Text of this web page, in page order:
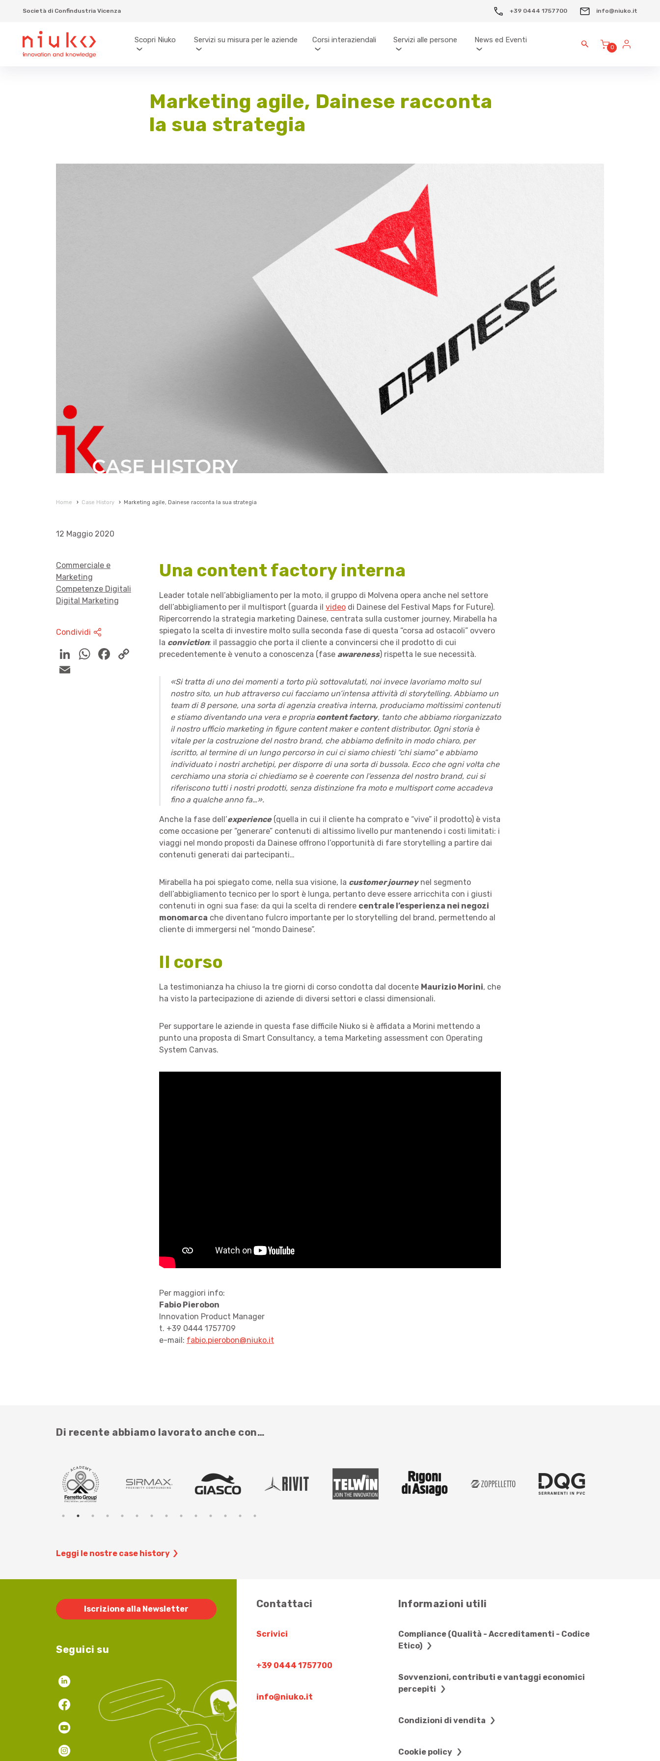
Società di Confindustria Vicenza +39 0444 1757700 info@niuko.it
0
Scopri Niuko Servizi su misura per le aziende Corsi interaziendali Servizi alle persone News ed Eventi
Marketing agile, Dainese racconta
la sua strategia
Home › Case History › Marketing agile, Dainese racconta la sua strategia
12 Maggio 2020
Commerciale e
Marketing
Competenze Digitali
Digital Marketing
Condividi
Una content factory interna
Leader totale nell’abbigliamento per la moto, il gruppo di Molvena opera anche nel settore
dell’abbigliamento per il multisport (guarda il video di Dainese del Festival Maps for Future).
Ripercorrendo la strategia marketing Dainese, centrata sulla customer journey, Mirabella ha
spiegato la scelta di investire molto sulla seconda fase di questa “corsa ad ostacoli” ovvero
la conviction: il passaggio che porta il cliente a convincersi che il prodotto di cui
precedentemente è venuto a conoscenza (fase awareness) rispetta le sue necessità.
«Si tratta di uno dei momenti a torto più sottovalutati, noi invece lavoriamo molto sul
nostro sito, un hub attraverso cui facciamo un’intensa attività di storytelling. Abbiamo un
team di 8 persone, una sorta di agenzia creativa interna, produciamo moltissimi contenuti
e stiamo diventando una vera e propriacontent factory, tanto che abbiamo riorganizzato
il nostro ufficio marketing in figure content maker e content distributor. Ogni storia è
vitale per la costruzione del nostro brand, che abbiamo definito in modo chiaro, per
iscritto, al termine di un lungo percorso in cui ci siamo chiesti “chi siamo” e abbiamo
individuato i nostri archetipi, per disporre di una sorta di bussola. Ecco che ogni volta che
cerchiamo una storia ci chiediamo se è coerente con l’essenza del nostro brand, cui si
riferiscono tutti i nostri prodotti, senza distinzione fra moto e multisport come accadeva
fino a qualche anno fa…».
Anche la fase dell’experience (quella in cui il cliente ha comprato e “vive” il prodotto) è vista
come occasione per “generare” contenuti di altissimo livello pur mantenendo i costi limitati: i
viaggi nel mondo proposti da Dainese offrono l’opportunità di fare storytelling a partire dai
contenuti generati dai partecipanti…
Mirabella ha poi spiegato come, nella sua visione, la customer journey nel segmento
dell’abbigliamento tecnico per lo sport è lunga, pertanto deve essere arricchita con i giusti
contenuti in ogni sua fase: da qui la scelta di rendere centrale l’esperienza nei negozi
monomarca che diventano fulcro importante per lo storytelling del brand, permettendo al
cliente di immergersi nel “mondo Dainese”.
Il corso
La testimonianza ha chiuso la tre giorni di corso condotta dal docente Maurizio Morini, che
ha visto la partecipazione di aziende di diversi settori e classi dimensionali.
Per supportare le aziende in questa fase difficile Niuko si è affidata a Morini mettendo a
punto una proposta di Smart Consultancy, a tema Marketing assessment con Operating
System Canvas.
Per maggiori info:
Fabio Pierobon
Innovation Product Manager
t. +39 0444 1757709
e-mail: fabio.pierobon@niuko.it
Di recente abbiamo lavorato anche con…
Leggi le nostre case history
Iscrizione alla Newsletter
Seguici su
Contattaci
Scrivici
+39 0444 1757700
info@niuko.it
Informazioni utili
Compliance (Qualità - Accreditamenti - Codice
Etico)
Sovvenzioni, contributi e vantaggi economici
percepiti
Condizioni di vendita
Cookie policy